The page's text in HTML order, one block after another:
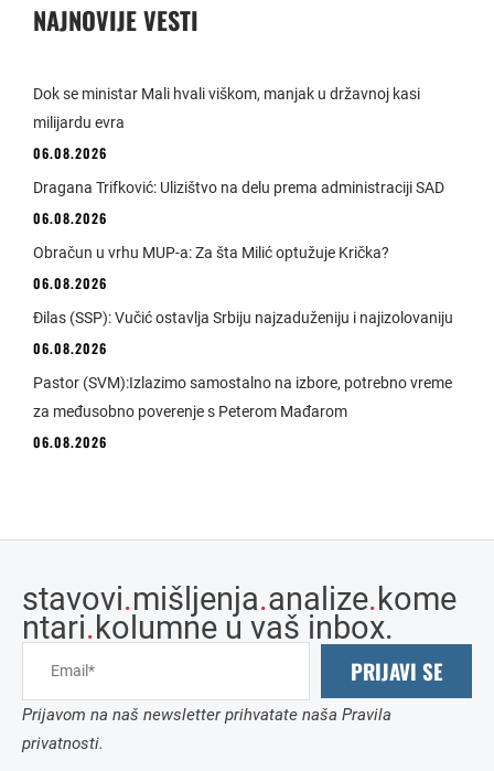
NAJNOVIJE VESTI
Dok se ministar Mali hvali viškom, manjak u državnoj kasi
milijardu evra
06.08.2026
Dragana Trifković: Ulizištvo na delu prema administraciji SAD
06.08.2026
Obračun u vrhu MUP-a: Za šta Milić optužuje Krička?
06.08.2026
Đilas (SSP): Vučić ostavlja Srbiju najzaduženiju i najizolovaniju
06.08.2026
Pastor (SVM):Izlazimo samostalno na izbore, potrebno vreme
za međusobno poverenje s Peterom Mađarom
06.08.2026
stavovi.mišljenja.analize.kome
ntari.kolumne u vaš inbox.
PRIJAVI SE
Prijavom na naš newsletter prihvatate naša Pravila
privatnosti.